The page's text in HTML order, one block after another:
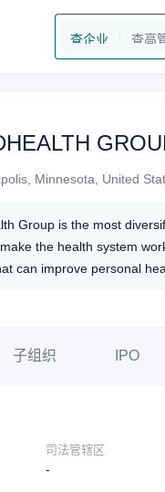
查企业 查高
Minnesota, United
Group is the most
the health system
can improve personal
子组织 IPO
司法管辖区
-